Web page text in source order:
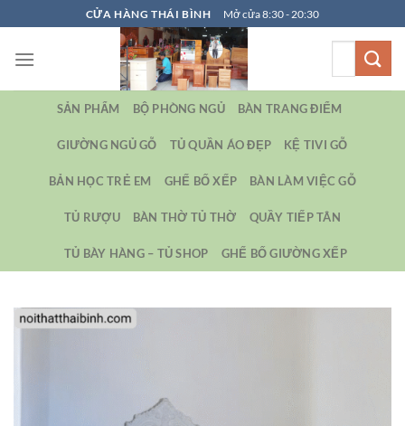
qua
nội
CỬA HÀNG THÁI BÌNH Mở cửa 8:30 - 20:30
SẢN PHẨM BỘ PHÒNG NGỦ BÀN TRANG ĐIỂM
GIƯỜNG NGỦ GỖ TỦ QUẦN ÁO ĐẸP KỆ TIVI GỖ
BẢN HỌC TRẺ EM GHẾ BỐ XẾP BÀN LÀM VIỆC GỖ
TỦ RƯỢU BÀN THỜ TỦ THỜ QUẦY TIẾP TÂN
TỦ BÀY HÀNG – TỦ SHOP GHẾ BỐ GIƯỜNG XẾP